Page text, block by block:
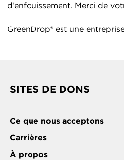
d’enfouissement. Merci de
GreenDrop® est une
SITES DE DONS
Ce que nous acceptons
Carrières
À propos